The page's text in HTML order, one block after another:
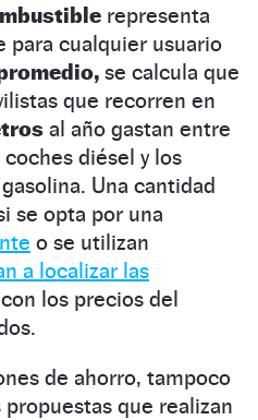
representa
cualquier usuario
se calcula que
que recorren en
al año gastan entre
diésel y los
Una cantidad
se opta por una
o se utilizan
a localizar las
con los precios del
de ahorro, tampoco
que realizan